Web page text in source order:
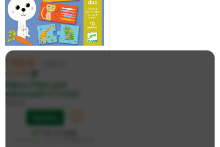
1 315 ₽
по карте
малышей К столу!